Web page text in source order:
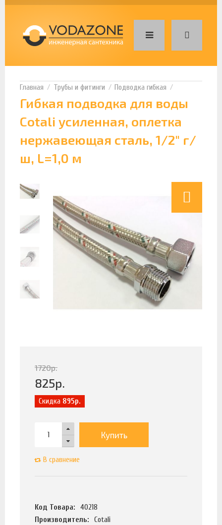
Трубы и фитинги Подводка гибкая
Гибкая подводка для воды
Cotali усиленная, оплетка
нержавеющая сталь, 1/2" г/
ш, L=1,0 м
1720р.
825р.
Скидка 895р.
Купить
В сравнение
Код Товара:
40218
Производитель:
Cotali